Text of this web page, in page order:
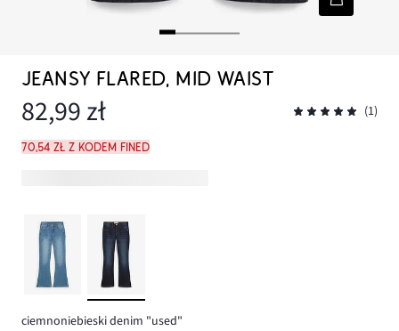
JEANSY FLARED, MID WAIST
82,99 zł (1)
70,54 zł z kodem FINED
ciemnoniebieski denim "used"